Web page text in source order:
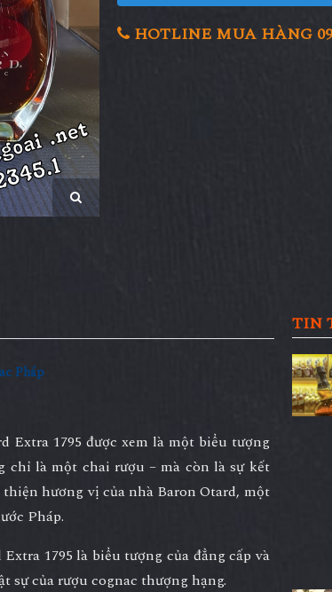
HOTLINE MUA HÀNG
Pháp
Extra 1795 được xem là một biểu tượng
chỉ là một chai rượu – mà còn là sự kết
hương vị của nhà Baron Otard, một
Pháp.
1795 là biểu tượng của đẳng cấp và
của rượu cognac thượng hạng.
TIN